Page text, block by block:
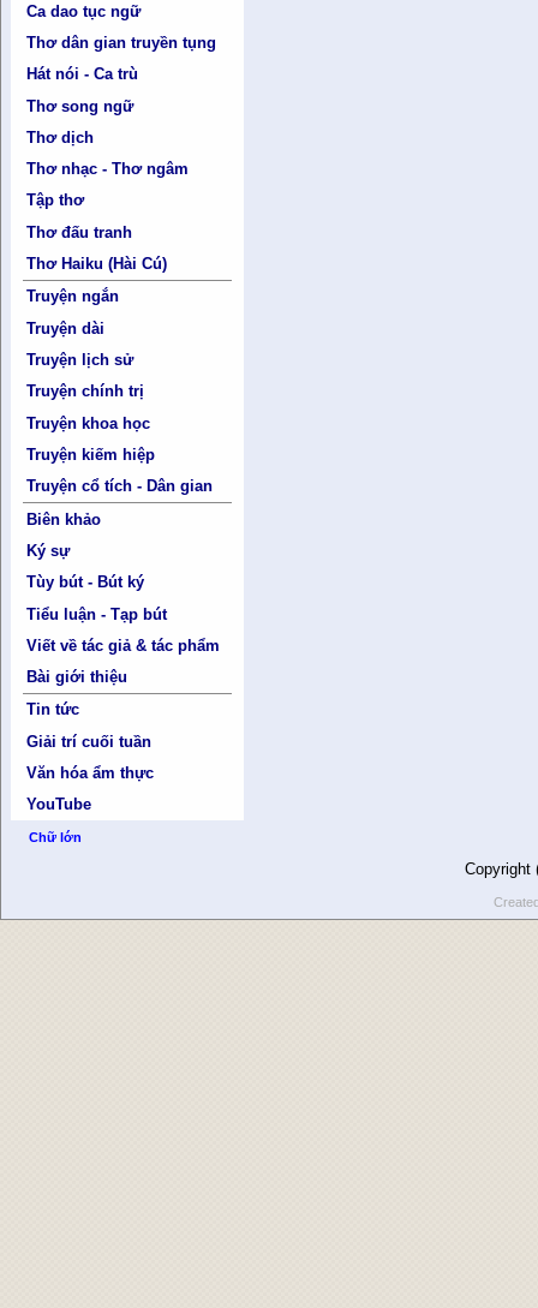
Ca dao tục ngữ
Thơ dân gian truyền tụng
Hát nói - Ca trù
Thơ song ngữ
Thơ dịch
Thơ nhạc - Thơ ngâm
Tập thơ
Thơ đấu tranh
Thơ Haiku (Hài Cú)
Truyện ngắn
Truyện dài
Truyện lịch sử
Truyện chính trị
Truyện khoa học
Truyện kiếm hiệp
Truyện cổ tích - Dân gian
Biên khảo
Ký sự
Tùy bút - Bút ký
Tiểu luận - Tạp bút
Viết về tác giả & tác phẩm
Bài giới thiệu
Tin tức
Giải trí cuối tuần
Văn hóa ẩm thực
YouTube
Chữ lớn
Copyright